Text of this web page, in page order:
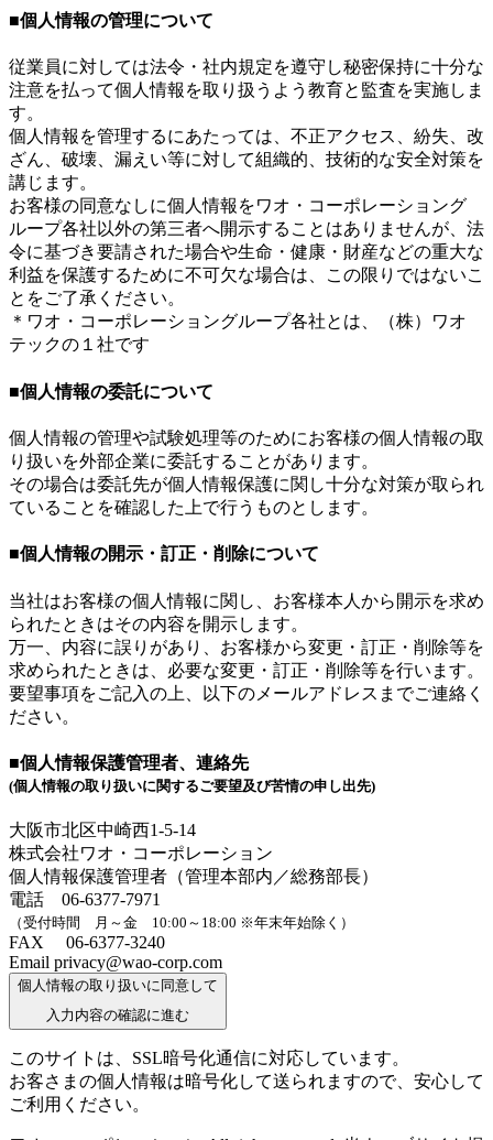
■個人情報の管理について
従業員に対しては法令・社内規定を遵守し秘密保持に十分な
注意を払って個人情報を取り扱うよう教育と監査を実施しま
す。
個人情報を管理するにあたっては、不正アクセス、紛失、改
ざん、破壊、漏えい等に対して組織的、技術的な安全対策を
講じます。
お客様の同意なしに個人情報をワオ・コーポレーショング
ループ各社以外の第三者へ開示することはありませんが、法
令に基づき要請された場合や生命・健康・財産などの重大な
利益を保護するために不可欠な場合は、この限りではないこ
とをご了承ください。
＊ワオ・コーポレーショングループ各社とは、（株）ワオ
テックの１社です
■個人情報の委託について
個人情報の管理や試験処理等のためにお客様の個人情報の取
り扱いを外部企業に委託することがあります。
その場合は委託先が個人情報保護に関し十分な対策が取られ
ていることを確認した上で行うものとします。
■個人情報の開示・訂正・削除について
当社はお客様の個人情報に関し、お客様本人から開示を求め
られたときはその内容を開示します。
万一、内容に誤りがあり、お客様から変更・訂正・削除等を
求められたときは、必要な変更・訂正・削除等を行います。
要望事項をご記入の上、以下のメールアドレスまでご連絡く
ださい。
■個人情報保護管理者、連絡先
(個人情報の取り扱いに関するご要望及び苦情の申し出先)
大阪市北区中崎西1-5-14
株式会社ワオ・コーポレーション
個人情報保護管理者（管理本部内／総務部長）
電話 06-6377-7971
（受付時間 月～金 10:00～18:00 ※年末年始除く）
FAX 06-6377-3240
Email privacy@wao-corp.com
個人情報の取り扱いに同意して
入力内容の確認に進む
このサイトは、SSL暗号化通信に対応しています。
お客さまの個人情報は暗号化して送られますので、安心して
ご利用ください。